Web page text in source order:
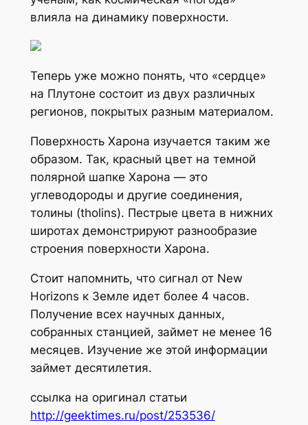
влияла на динамику поверхности.
Теперь уже можно понять, что «сердце»
на Плутоне состоит из двух различных
регионов, покрытых разным материалом.
Поверхность Харона изучается таким же
образом. Так, красный цвет на темной
полярной шапке Харона — это
углеводороды и другие соединения,
толины (tholins). Пестрые цвета в нижних
широтах демонстрируют разнообразие
строения поверхности Харона.
Стоит напомнить, что сигнал от New
Horizons к Земле идет более 4 часов.
Получение всех научных данных,
собранных станцией, займет не менее 16
месяцев. Изучение же этой информации
займет десятилетия.
ссылка на оригинал статьи
http://geektimes.ru/post/253536/